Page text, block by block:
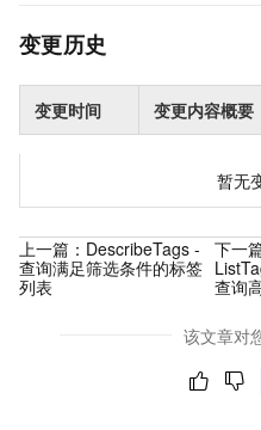
变更历史
变更时间 变更内容概要
暂无
上一篇： DescribeTags -
查询满足筛选条件的标签
列表
下一
查询
该文章对